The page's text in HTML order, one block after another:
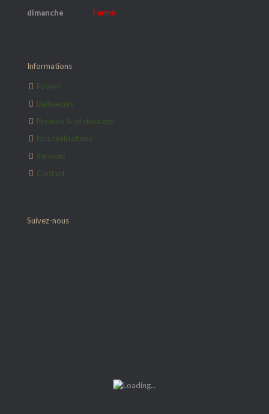
dimanche Fermé
Informations
Foyers
Barbecues
Promos & déstockage
Nos réalisations
Services
Contact
Suivez-nous